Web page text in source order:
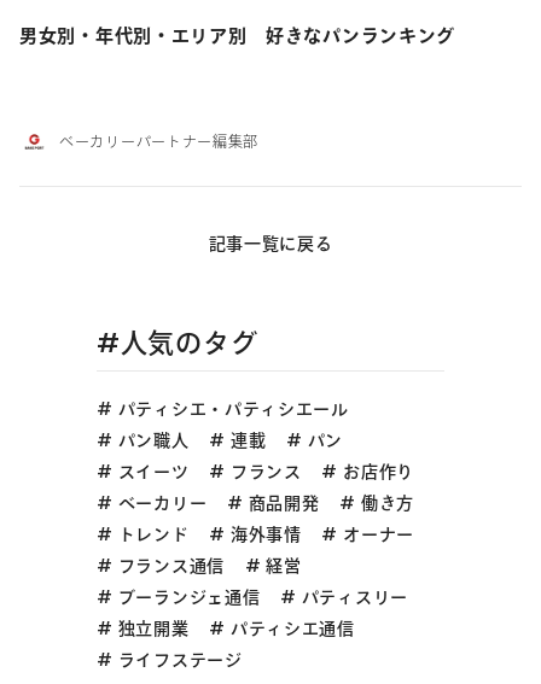
男女別・年代別・エリア別 好きなパンランキング
ベーカリーパートナー編集部
記事一覧に戻る
#人気のタグ
パティシエ・パティシエール
パン職人
連載
パン
スイーツ
フランス
お店作り
ベーカリー
商品開発
働き方
トレンド
海外事情
オーナー
フランス通信
経営
ブーランジェ通信
パティスリー
独立開業
パティシエ通信
ライフステージ